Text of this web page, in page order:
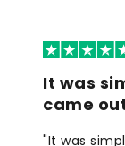
It was
came
"It was